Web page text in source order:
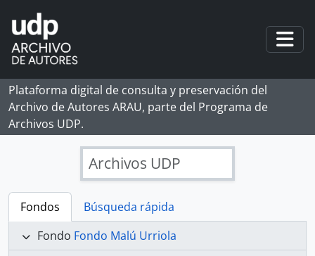
Skip to main content
Plataforma digital de consulta y preservación del
Archivo de Autores ARAU, parte del Programa de
Archivos UDP.
Archivos UDP
Fondos
Búsqueda rápida
Fondo Fondo Malú Urriola